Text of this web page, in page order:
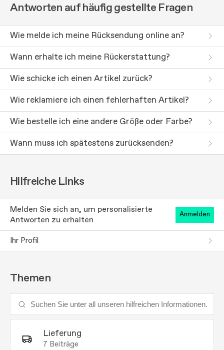
Antworten auf häufig gestellte Fragen
Wie melde ich meine Rücksendung online an?
Wann erhalte ich meine Rückerstattung?
Wie schicke ich einen Artikel zurück?
Wie reklamiere ich einen fehlerhaften Artikel?
Wie bestelle ich eine andere Größe oder Farbe?
Wann muss ich spätestens zurücksenden?
Hilfreiche Links
Melden Sie sich an, um personalisierte
Antworten zu erhalten
anmelden
Ihr Profil
Themen
Lieferung
7 Beiträge